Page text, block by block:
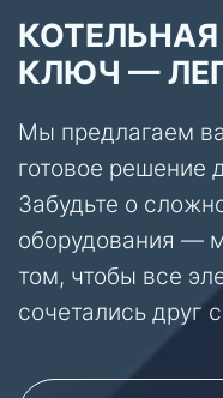
КЛЮЧ —
Мы предлагаем
готовое решение
Забудьте о
оборудования —
том, чтобы все
сочетались друг